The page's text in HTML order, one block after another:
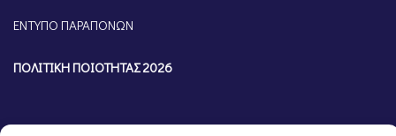
ΕΝΤΥΠΟ ΠΑΡΑΠΟΝΩΝ
ΠΟΛΙΤΙΚΗ ΠΟΙΟΤΗΤΑΣ 2026